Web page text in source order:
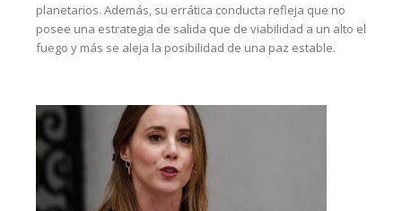
planetarios. Además, su errática conducta refleja que no
posee una estrategia de salida que de viabilidad a un alto el
fuego y más se aleja la posibilidad de una paz estable.